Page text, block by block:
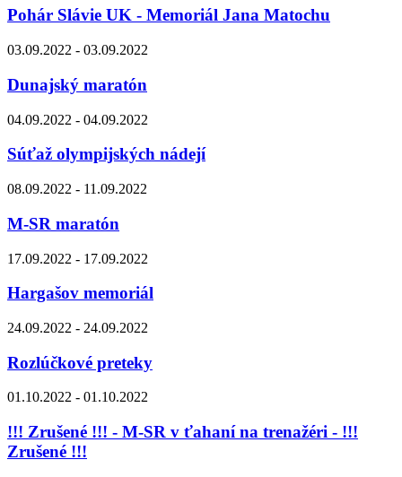
Pohár Slávie UK - Memoriál Jana Matochu
03.09.2022 - 03.09.2022
Dunajský maratón
04.09.2022 - 04.09.2022
Súťaž olympijských nádejí
08.09.2022 - 11.09.2022
M-SR maratón
17.09.2022 - 17.09.2022
Hargašov memoriál
24.09.2022 - 24.09.2022
Rozlúčkové preteky
01.10.2022 - 01.10.2022
!!! Zrušené !!! - M-SR v ťahaní na trenažéri - !!!
Zrušené !!!